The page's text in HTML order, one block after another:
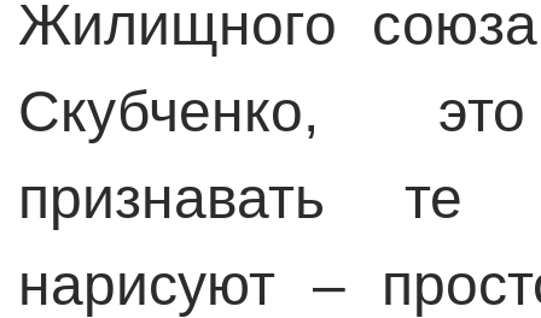
Жилищного
Скубченко,
признавать
нарисуют –